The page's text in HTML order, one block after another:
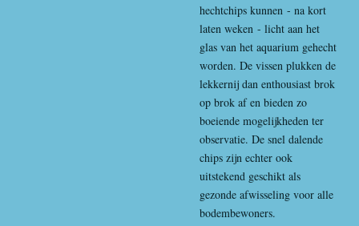
hechtchips kunnen - na kort
laten weken - licht aan het
glas van het aquarium gehecht
worden. De vissen plukken de
lekkernij dan enthousiast brok
op brok af en bieden zo
boeiende mogelijkheden ter
observatie. De snel dalende
chips zijn echter ook
uitstekend geschikt als
gezonde afwisseling voor alle
bodembewoners.